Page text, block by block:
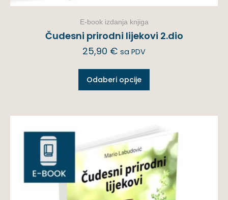
E-book izdanja knjiga
Čudesni prirodni lijekovi 2.dio
25,90 € sa PDV
Odaberi opcije